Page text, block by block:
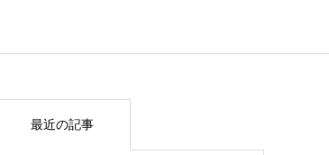
最近の記事